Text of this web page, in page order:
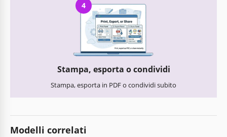
4
Stampa, esporta o condividi
Stampa, esporta in PDF o condividi subito
Modelli correlati